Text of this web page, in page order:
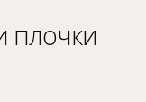
плочки